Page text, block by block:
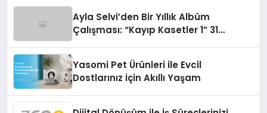
Ayla Selvi’den Bir Yıllık Albüm
Çalışması: “Kayıp Kasetler 1” 31
Yasomi Pet Ürünleri ile Evcil
Dostlarınız İçin Akıllı Yaşam